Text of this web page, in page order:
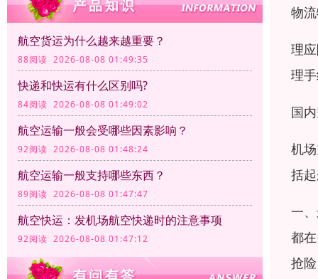
航空货运为什么越来越重要？
88阅读 2026-08-08 01:49:35
快递和快运有什么区别吗?
84阅读 2026-08-08 01:49:02
航空运输一般会受哪些因素影响？
92阅读 2026-08-08 01:48:24
航空运输一般支持哪些东西？
89阅读 2026-08-08 01:47:47
航空快运：发机场航空快递时的注意事项
92阅读 2026-08-08 01:47:12
物
理
理
国
机
括
一
都
抢